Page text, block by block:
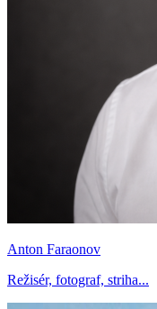
Anton Faraonov
Režisér, fotograf, striha...